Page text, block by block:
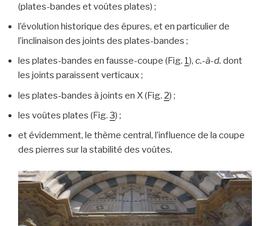
(plates-bandes et voûtes plates) ;
l’évolution historique des épures, et en particulier de
l’inclinaison des joints des plates-bandes ;
les plates-bandes en fausse-coupe (Fig. 1), c.-à-d. dont
les joints paraissent verticaux ;
les plates-bandes à joints en X (Fig. 2) ;
les voûtes plates (Fig. 3) ;
et évidemment, le thème central, l’influence de la coupe
des pierres sur la stabilité des voûtes.